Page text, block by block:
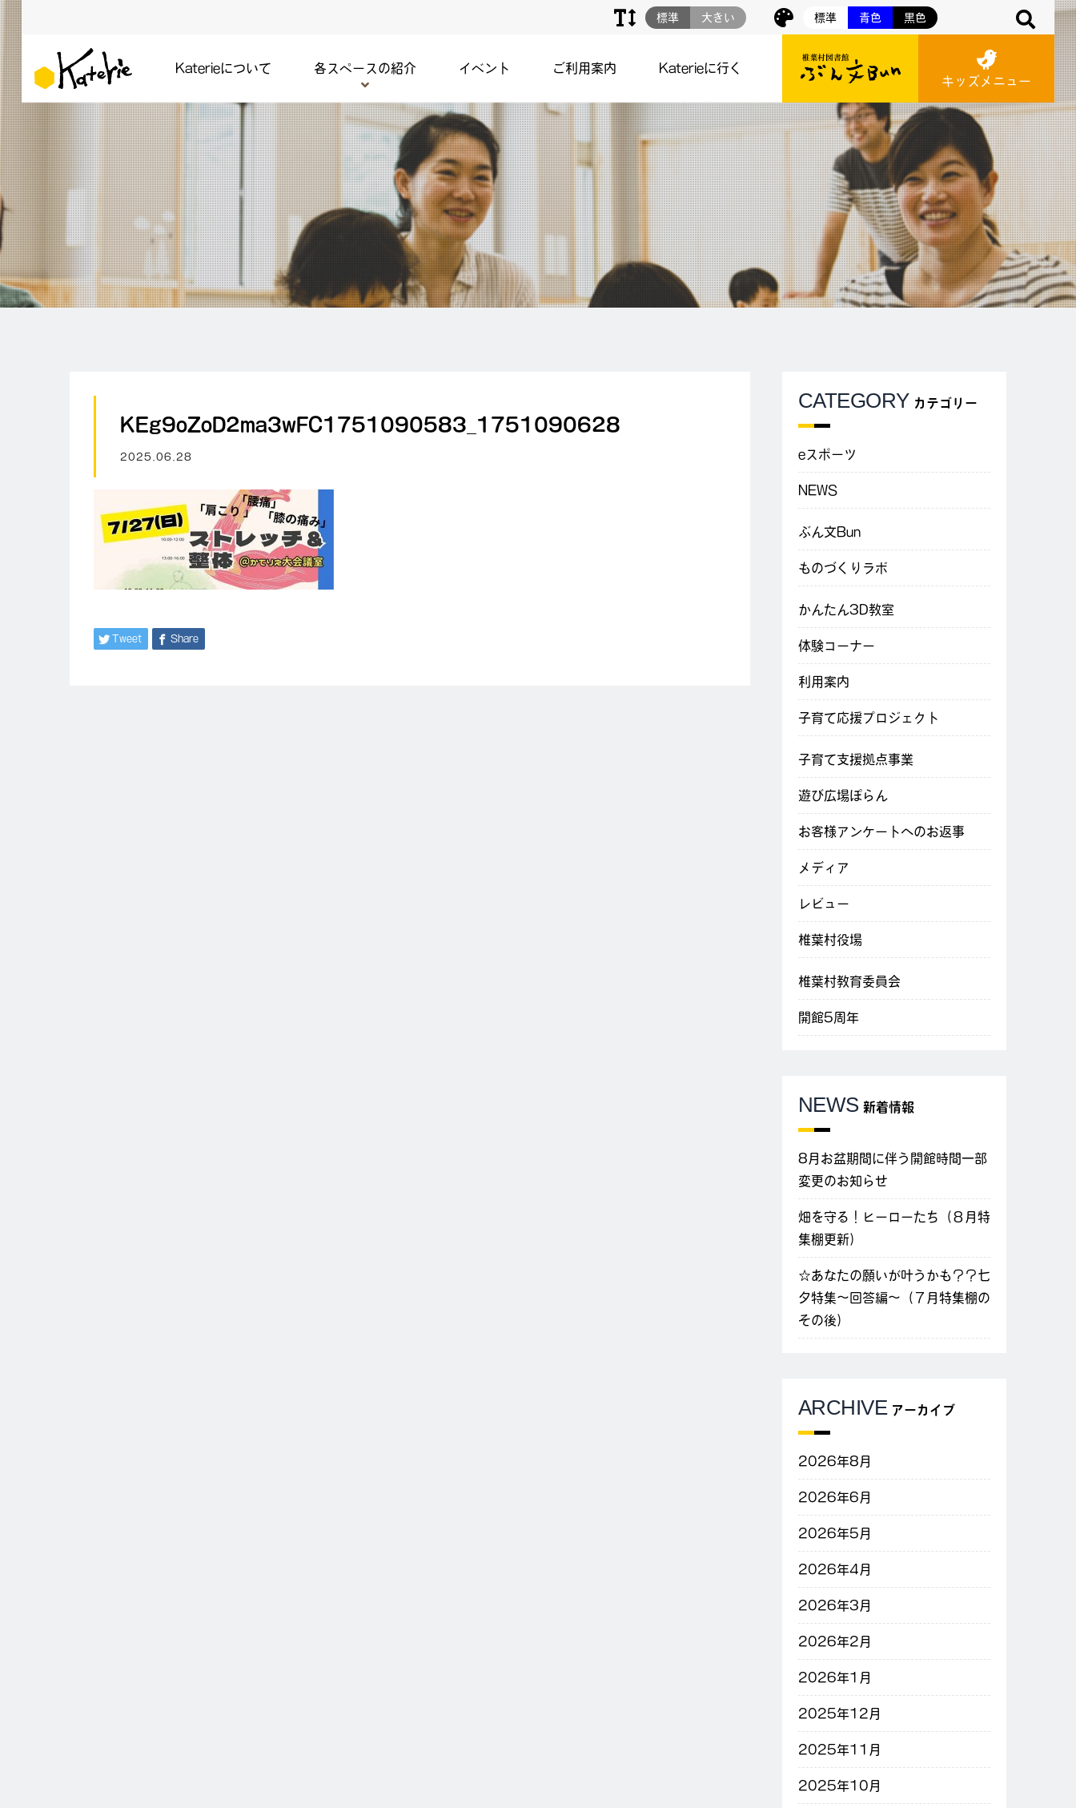
標準 青色 黒色
標準 大きい
Katerieについて 各スペースの紹介 イベント ご利用案内
Katerieに行く
キッズメニュー
KEg9oZoD2ma3wFC1751090583_1751090628
2025.06.28
Tweet Share
CATEGORY カテゴリー
eスポーツ
NEWS
ぶん文Bun
ものづくりラボ
かんたん3D教室
体験コーナー
利用案内
子育て応援プロジェクト
子育て支援拠点事業
遊び広場ぽらん
お客様アンケートへのお返事
メディア
レビュー
椎葉村役場
椎葉村教育委員会
開館5周年
NEWS 新着情報
8月お盆期間に伴う開館時間一部
変更のお知らせ
畑を守る！ヒーローたち（８月特
集棚更新）
☆あなたの願いが叶うかも？？七
夕特集～回答編～（７月特集棚の
その後）
ARCHIVE アーカイブ
2026年8月
2026年6月
2026年5月
2026年4月
2026年3月
2026年2月
2026年1月
2025年12月
2025年11月
2025年10月